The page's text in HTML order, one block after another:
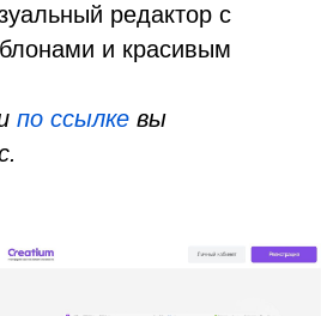
редактор с
и красивым
по ссылке вы